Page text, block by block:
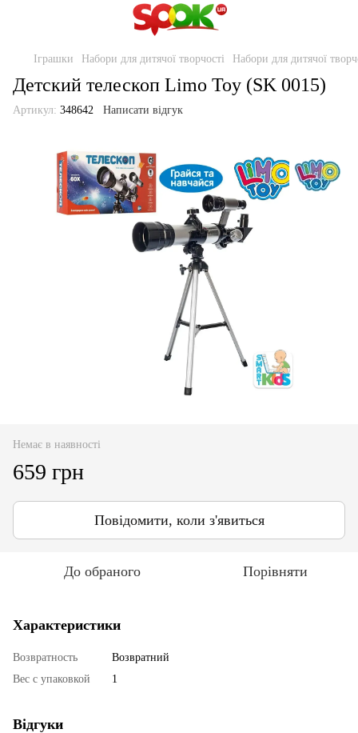
Іграшки Набори для дитячої творчості Набори для дитячої
Детский телескоп Limo Toy (SK 0015)
Артикул: 348642 Написати відгук
Немає в наявності
659 грн
Повідомити, коли з'явиться
До обраного Порівняти
Характеристики
Возвратность
Возвратний
Вес с упаковкой
1
Відгуки